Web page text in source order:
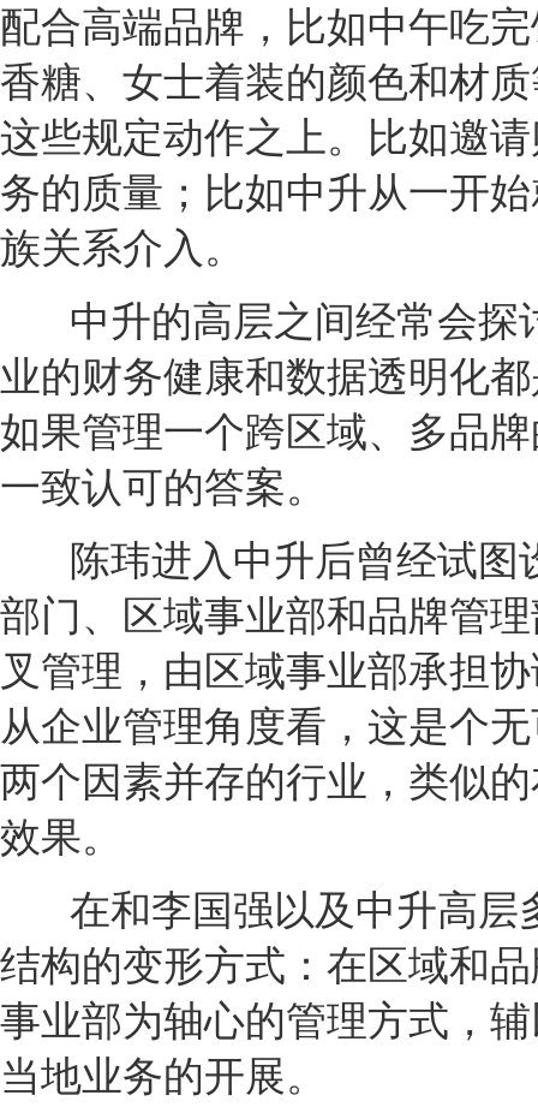
配合高端品牌，比如中午吃
香糖、女士着装的颜色和材
这些规定动作之上。比如邀
务的质量；比如中升从一开
族关系介入。
中升的高层之间经常会
业的财务健康和数据透明化
如果管理一个跨区域、多品
一致认可的答案。
陈玮进入中升后曾经试
部门、区域事业部和品牌管
叉管理，由区域事业部承担
从企业管理角度看，这是个
两个因素并存的行业，类似
效果。
在和李国强以及中升高层
结构的变形方式：在区域和
事业部为轴心的管理方式，
当地业务的开展。